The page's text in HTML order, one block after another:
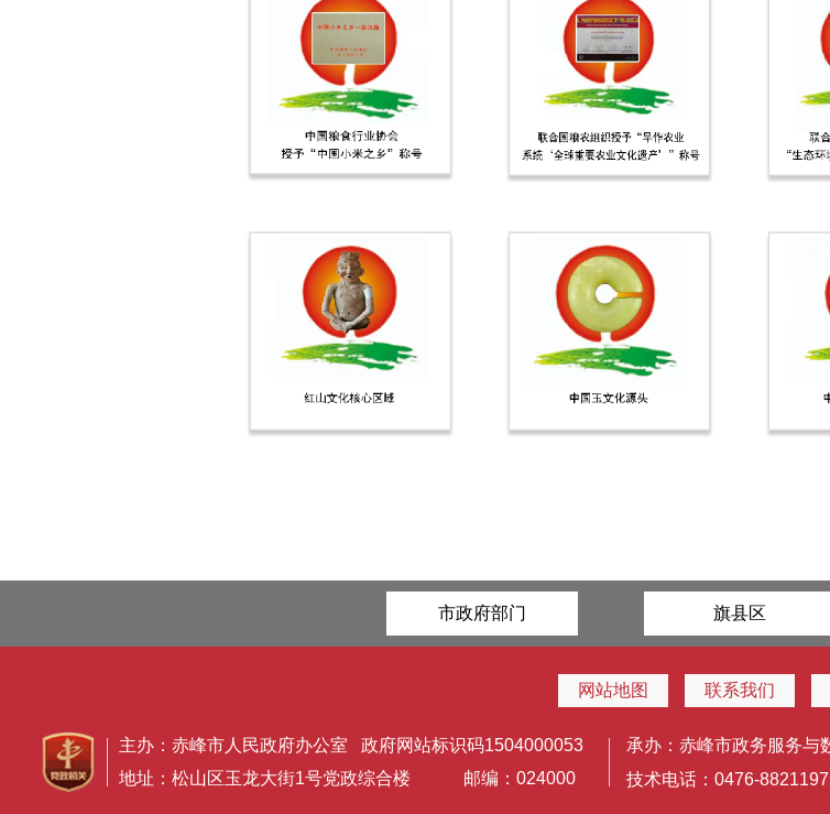
市政府部门 旗县区
网站地图 联系我们
主办：赤峰市人民政府办公室 政府网站标识码1504000053
地址：松山区玉龙大街1号党政综合楼 邮编：024000
承办：赤峰市政务服务
技术电话：0476-